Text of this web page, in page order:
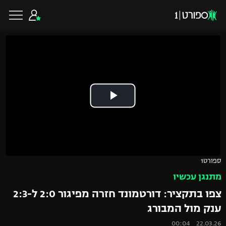
ליגיונרים
גביע המדינה
ליגה אירופית
ליגה אנגלית
כדורסל ישראלי
ליגה לאומית
כדורסל עולמי
NBA
ספורט1
מתנגן עכשיו
צפו בתקציר: דורטמונד חזרה מפיגור 2:0 ל-2:3
ענק מול המבורג
22.03.26 00:04